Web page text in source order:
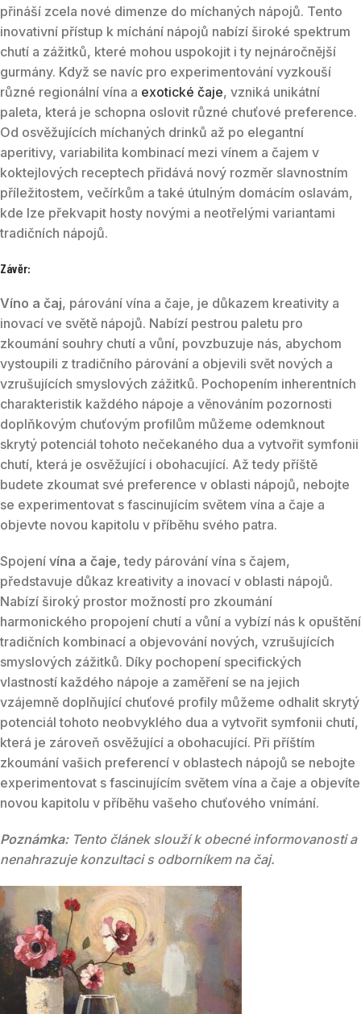
přináší zcela nové dimenze do míchaných nápojů. Tento
inovativní přístup k míchání nápojů nabízí široké spektrum
chutí a zážitků, které mohou uspokojit i ty nejnáročnější
gurmány. Když se navíc pro experimentování vyzkouší
různé regionální vína a exotické čaje, vzniká unikátní
paleta, která je schopna oslovit různé chuťové preference.
Od osvěžujících míchaných drinků až po elegantní
aperitivy, variabilita kombinací mezi vínem a čajem v
koktejlových receptech přidává nový rozměr slavnostním
příležitostem, večírkům a také útulným domácím oslavám,
kde lze překvapit hosty novými a neotřelými variantami
tradičních nápojů.
Závěr:
Víno a čaj, párování vína a čaje, je důkazem kreativity a
inovací ve světě nápojů. Nabízí pestrou paletu pro
zkoumání souhry chutí a vůní, povzbuzuje nás, abychom
vystoupili z tradičního párování a objevili svět nových a
vzrušujících smyslových zážitků. Pochopením inherentních
charakteristik každého nápoje a věnováním pozornosti
doplňkovým chuťovým profilům můžeme odemknout
skrytý potenciál tohoto nečekaného dua a vytvořit symfonii
chutí, která je osvěžující i obohacující. Až tedy příště
budete zkoumat své preference v oblasti nápojů, nebojte
se experimentovat s fascinujícím světem vína a čaje a
objevte novou kapitolu v příběhu svého patra.
Spojení vína a čaje, tedy párování vína s čajem,
představuje důkaz kreativity a inovací v oblasti nápojů.
Nabízí široký prostor možností pro zkoumání
harmonického propojení chutí a vůní a vybízí nás k opuštění
tradičních kombinací a objevování nových, vzrušujících
smyslových zážitků. Díky pochopení specifických
vlastností každého nápoje a zaměření se na jejich
vzájemně doplňující chuťové profily můžeme odhalit skrytý
potenciál tohoto neobvyklého dua a vytvořit symfonii chutí,
která je zároveň osvěžující a obohacující. Při příštím
zkoumání vašich preferencí v oblastech nápojů se nebojte
experimentovat s fascinujícím světem vína a čaje a objevíte
novou kapitolu v příběhu vašeho chuťového vnímání.
Poznámka:Tento článek slouží k obecné informovanosti a
nenahrazuje konzultaci s odborníkem na čaj.